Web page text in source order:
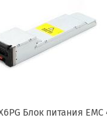
Блок питания